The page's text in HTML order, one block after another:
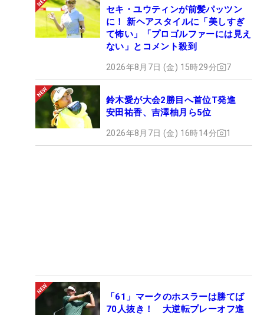
セキ・ユウティンが前髪パッツン
に！ 新ヘアスタイルに「美しすぎ
て怖い」「プロゴルファーには見え
ない」とコメント殺到
2026年8月7日 (金) 15時29分 7
鈴木愛が大会2勝目へ首位T発進
安田祐香、吉澤柚月ら5位
2026年8月7日 (金) 16時14分 1
「61」マークのホスラーは勝てば
70人抜き！ 大逆転プレーオフ進